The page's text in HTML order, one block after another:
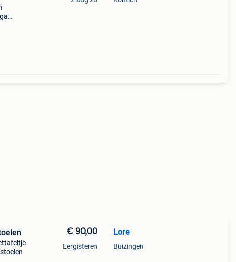
€ 90,00
Eergisteren
Lore
Buizingen